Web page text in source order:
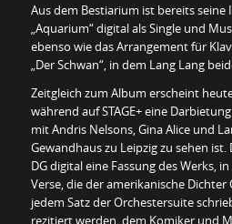
Aus dem Bestiarium ist bereits
„Aquarium“ digital als Single und
ebenso wie das Arrangement für
„Der Schwan“, in dem Lang Lang
Zeitgleich zum Album erscheint
während auf STAGE+ eine
mit Andris Nelsons, Gina Alice und
Gewandhaus zu Leipzig zu sehen
DG digital eine Fassung des Werks,
Verse, die der amerikanische Dichter
jedem Satz der Orchestersuite
rezitiert werden, dem Komiker und